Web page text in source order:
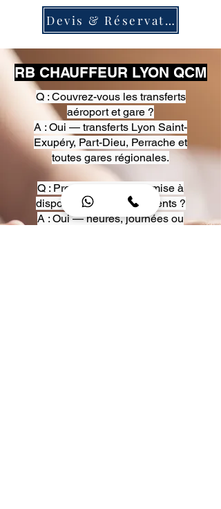
Devis & Réservation
RB CHAUFFEUR LYON QCM
Q : Couvrez-vous les transferts
aéroport et gare ?
A : Oui — transferts Lyon Saint-
Exupéry, Part-Dieu, Perrache et
toutes gares régionales.
Q : Proposez-vous une mise à
disposition pour événements ?
A : Oui — heures, journées ou